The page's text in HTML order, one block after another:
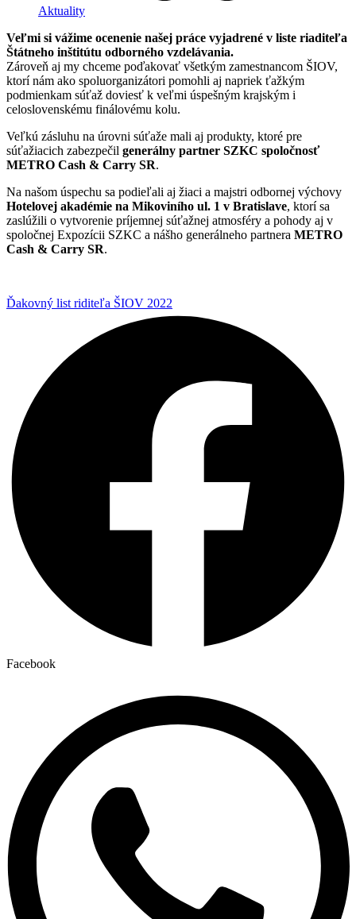
Aktuality
Veľmi si vážime ocenenie našej práce vyjadrené v liste riaditeľa
Štátneho inštitútu odborného vzdelávania.
Zároveň aj my chceme poďakovať všetkým zamestnancom ŠIOV,
ktorí nám ako spoluorganizátori pomohli aj napriek ťažkým
podmienkam súťaž doviesť k veľmi úspešným krajským i
celoslovenskému finálovému kolu.
Veľkú zásluhu na úrovni súťaže mali aj produkty, ktoré pre
súťažiacich zabezpečil generálny partner SZKC spoločnosť
METRO Cash & Carry SR.
Na našom úspechu sa podieľali aj žiaci a majstri odbornej výchovy
Hotelovej akadémie na Mikoviního ul. 1 v Bratislave, ktorí sa
zaslúžili o vytvorenie príjemnej súťažnej atmosféry a pohody aj v
spoločnej Expozícii SZKC a nášho generálneho partnera METRO
Cash & Carry SR.
Ďakovný list riditeľa ŠIOV 2022
Facebook